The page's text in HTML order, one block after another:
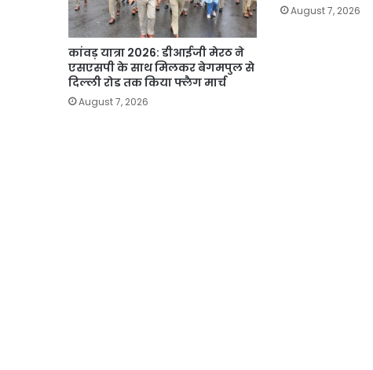
कांवड़ यात्रा 2026: डीआईजी मेरठ ने
एसएसपी के साथ मिलकर बेगमपुल से
दिल्ली रोड तक किया फ्लैग मार्च
August 7, 2026
August 7, 2026